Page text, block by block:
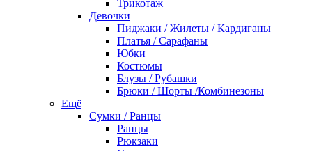
Трикотаж
Девочки
Пиджаки / Жилеты / Кардиганы
Платья / Сарафаны
Юбки
Костюмы
Блузы / Рубашки
Брюки / Шорты /Комбинезоны
Ещё
Сумки / Ранцы
Ранцы
Рюкзаки